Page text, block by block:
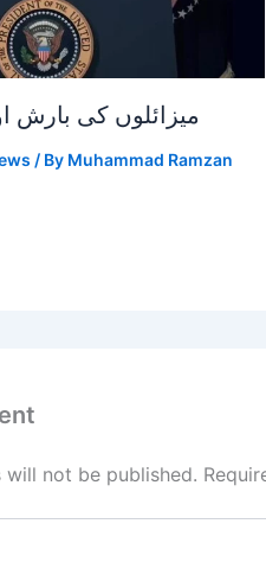
میزائلوں کی بارش
/ By Muhammad Ramzan
will not be published.